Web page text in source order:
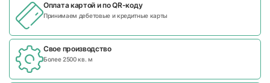
Оплата картой и поQR-коду
Принимаем дебетовые и кредитные карты
Свое производство
Более 2500 кв. м